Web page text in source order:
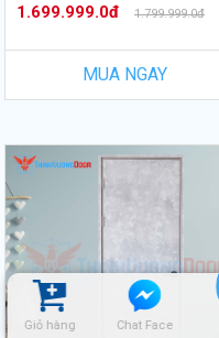
Giỏ hàng Chat Face
1.699.999.0đ 1.799.999.0đ
MUA NGAY